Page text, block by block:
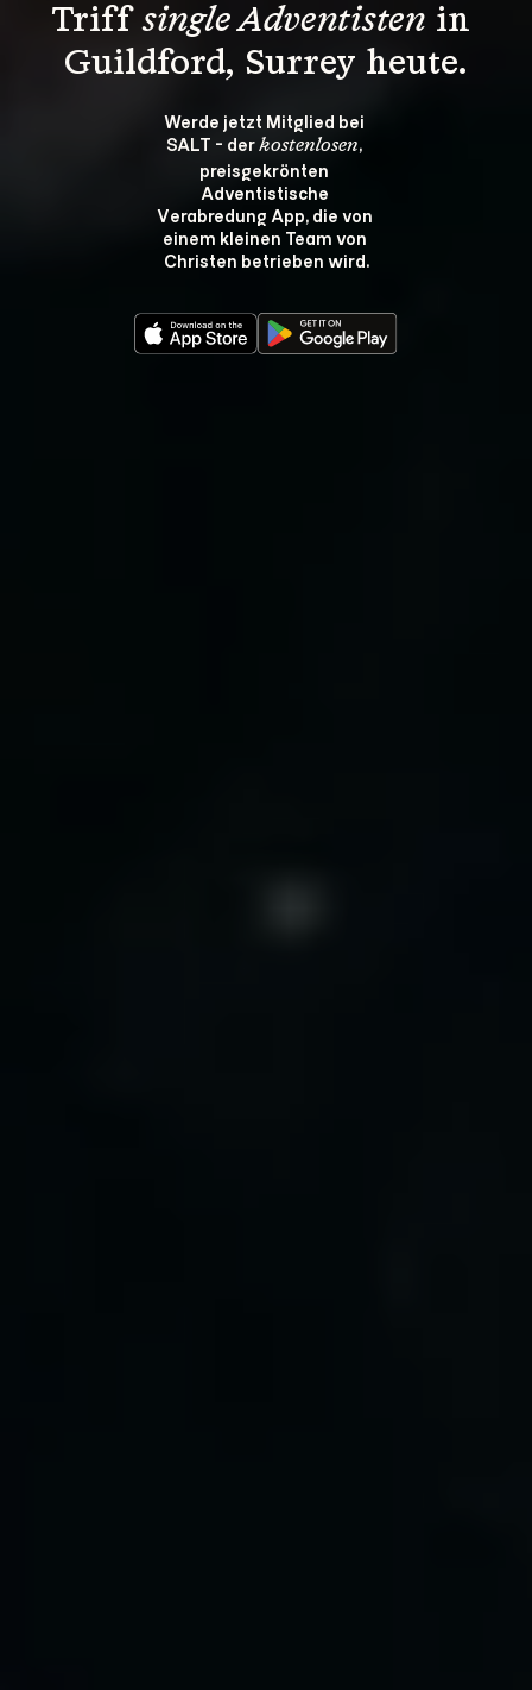
Triff single Adventisten in
Guildford, Surrey heute.
Werde jetzt Mitglied bei
SALT - der kostenlosen,
preisgekrönten
Adventistische
Verabredung App, die von
einem kleinen Team von
Christen betrieben wird.